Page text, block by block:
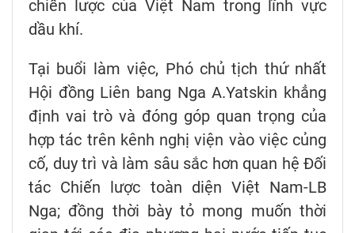
chiến lược của Việt Nam trong lĩnh vực
dầu khí.
Tại buổi làm việc, Phó chủ tịch thứ nhất
Hội đồng Liên bang Nga A.Yatskin khẳng
định vai trò và đóng góp quan trọng của
hợp tác trên kênh nghị viện vào việc củng
cố, duy trì và làm sâu sắc hơn quan hệ Đối
tác Chiến lược toàn diện Việt Nam-LB
Nga; đồng thời bày tỏ mong muốn thời